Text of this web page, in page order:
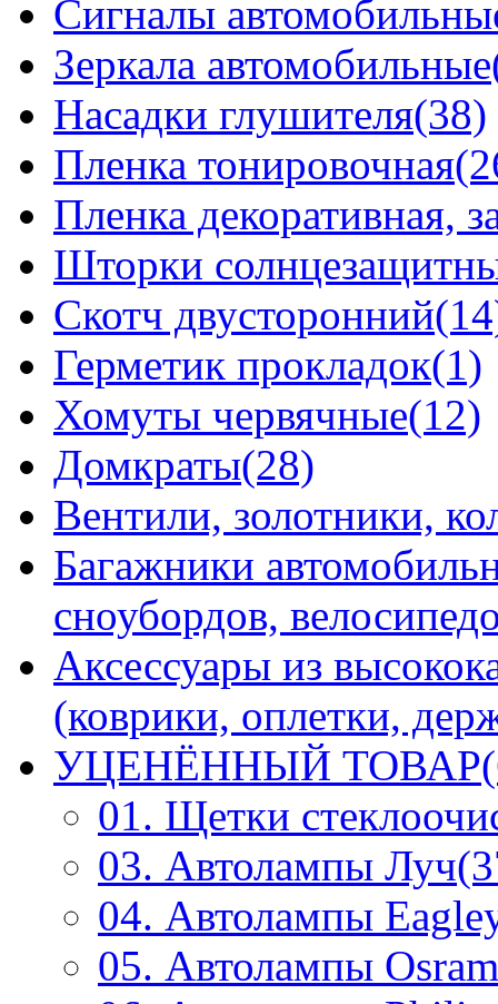
Сигналы
Зеркала
Насадки глушителя(38)
Пленка
Пленка декоративная,
Шторки
Скотч
Герметик прокладок(1)
Хомуты червячные(12)
Домкраты(28)
Вентили, золотники,
Багажники
сноубордов,
Аксессуары из
(коврики, оплетки,
УЦЕНЁННЫЙ
01. Щетки
03. Автолампы
04. Автолампы
05. Автолампы